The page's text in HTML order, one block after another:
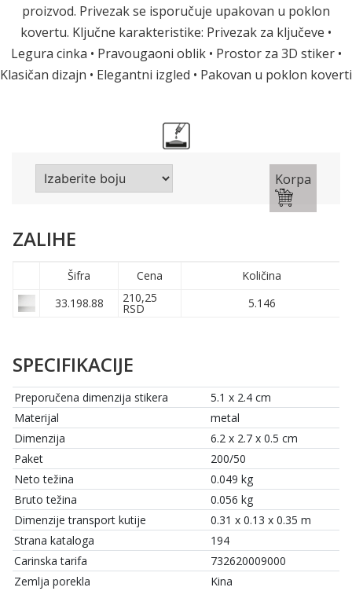
proizvod. Privezak se isporučuje upakovan u poklon
kovertu. Ključne karakteristike: Privezak za ključeve •
Legura cinka • Pravougaoni oblik • Prostor za 3D stiker •
Klasičan dizajn • Elegantni izgled • Pakovan u poklon koverti
Korpa
ZALIHE
Šifra Cena
Količina
33.198.88
210,25
RSD 5.146
SPECIFIKACIJE
Preporučena dimenzija stikera
5.1 x 2.4 cm
Materijal
metal
Dimenzija
6.2 x 2.7 x 0.5 cm
Paket
200/50
Neto težina
0.049 kg
Bruto težina
0.056 kg
Dimenzije transport kutije
0.31 x 0.13 x 0.35 m
Strana kataloga
194
Carinska tarifa
732620009000
Zemlja porekla
Kina